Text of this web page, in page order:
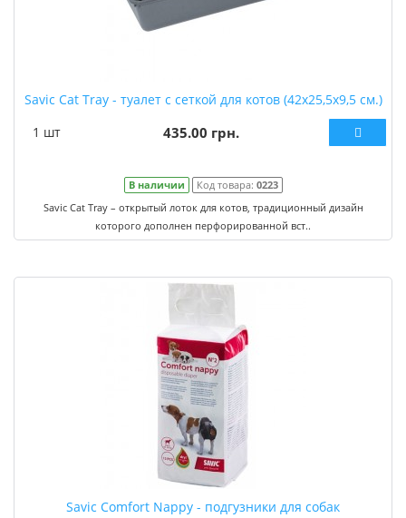
Savic Cat Tray - туалет с сеткой для котов (42х25,5х9,5 см.)
1 шт
435.00 грн.
В наличии Код товара: 0223
Savic Cat Tray – открытый лоток для котов, традиционный дизайн
которого дополнен перфорированной вст..
Savic Comfort Nappy - подгузники для собак